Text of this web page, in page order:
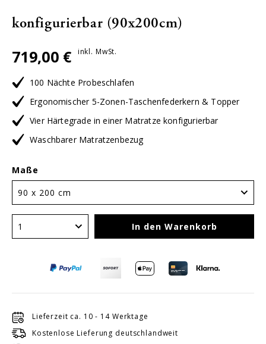
konfigurierbar (90x200cm)
719,00 € inkl. MwSt.
100 Nächte Probeschlafen
Ergonomischer 5-Zonen-Taschenfederkern & Topper
Vier Härtegrade in einer Matratze konfigurierbar
Waschbarer Matratzenbezug
Maße
In den Warenkorb
Lieferzeit ca. 10 - 14 Werktage
Kostenlose Lieferung deutschlandweit